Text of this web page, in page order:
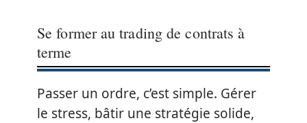
Se former au trading de contrats à
terme
Passer un ordre, c’est simple. Gérer
le stress, bâtir une stratégie solide,